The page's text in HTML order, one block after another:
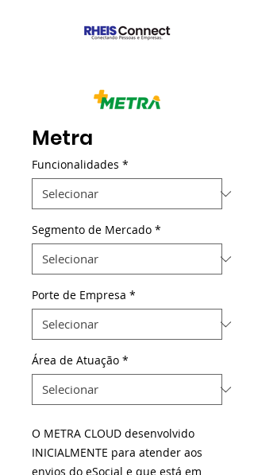
Metra
Funcionalidades *
Segmento de Mercado *
Porte de Empresa *
Área de Atuação *
O METRA CLOUD desenvolvido
INICIALMENTE para atender aos
envios do eSocial e que está em